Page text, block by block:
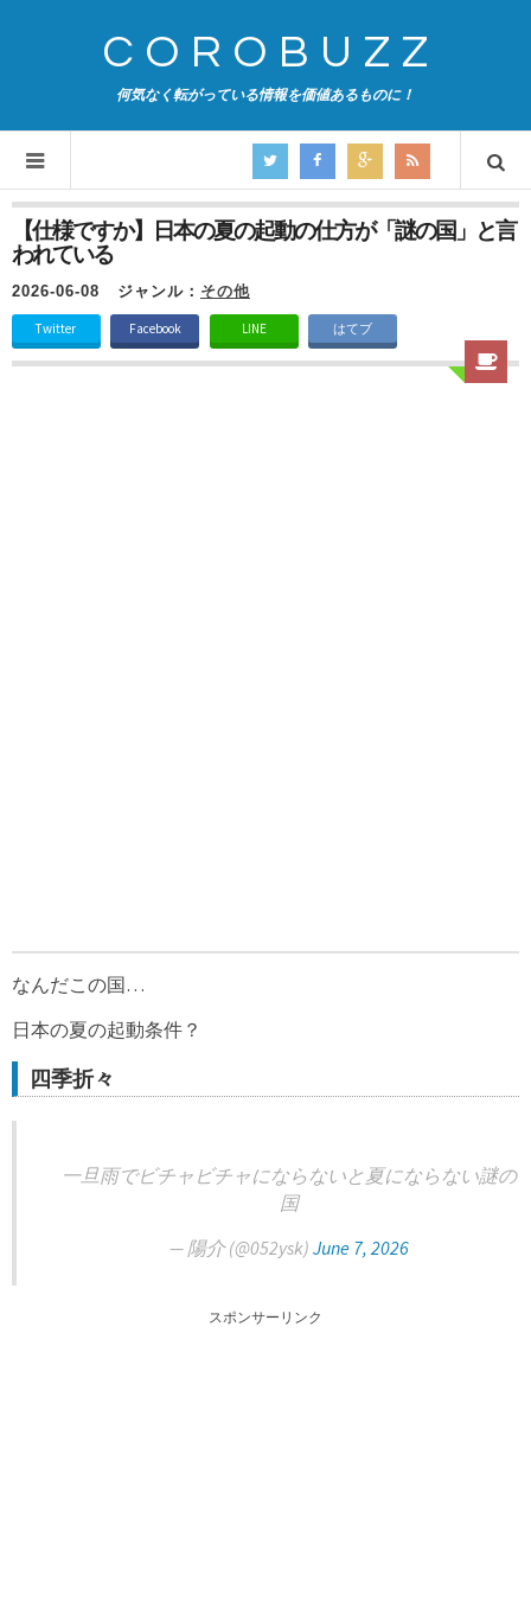
COROBUZZ
何気なく転がっている情報を価値あるものに！
【仕様ですか】日本の夏の起動の仕方が「謎の国」と言
われている
2026-06-08 ジャンル： その他
Twitter Facebook LINE はてブ
なんだこの国…
日本の夏の起動条件？
四季折々
一旦雨でビチャビチャにならないと夏にならない謎の
国
— 陽介 (@052ysk) June 7, 2026
スポンサーリンク